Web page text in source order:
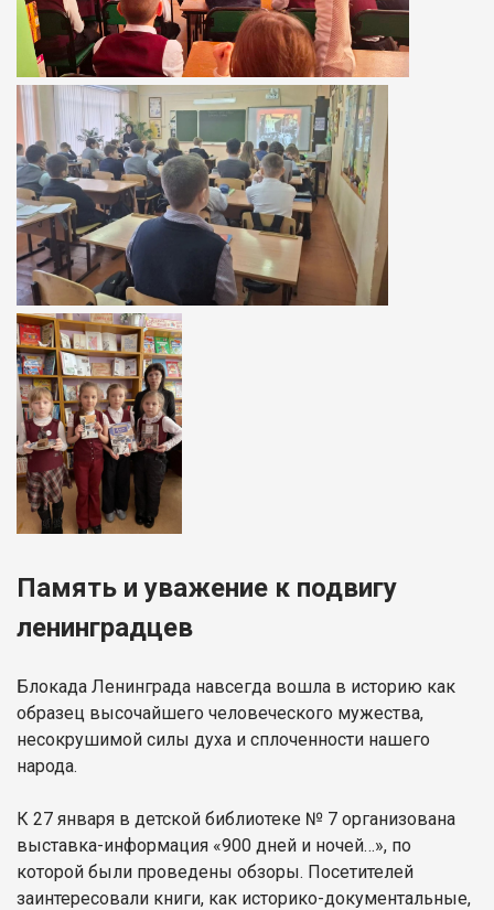
Память и уважение к подвигу
ленинградцев
Блокада Ленинграда навсегда вошла в историю как
образец высочайшего человеческого мужества,
несокрушимой силы духа и сплоченности нашего
народа.
К 27 января в детской библиотеке № 7 организована
выставка-информация «900 дней и ночей…», по
которой были проведены обзоры. Посетителей
заинтересовали книги, как историко-документальные,